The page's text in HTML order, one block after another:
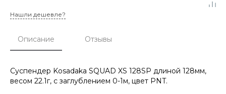
Нашли дешевле?
Описание Отзывы
Суспендер Kosadaka SQUAD XS 128SP длиной 128мм,
весом 22.1г, с заглублением 0-1м, цвет PNT.